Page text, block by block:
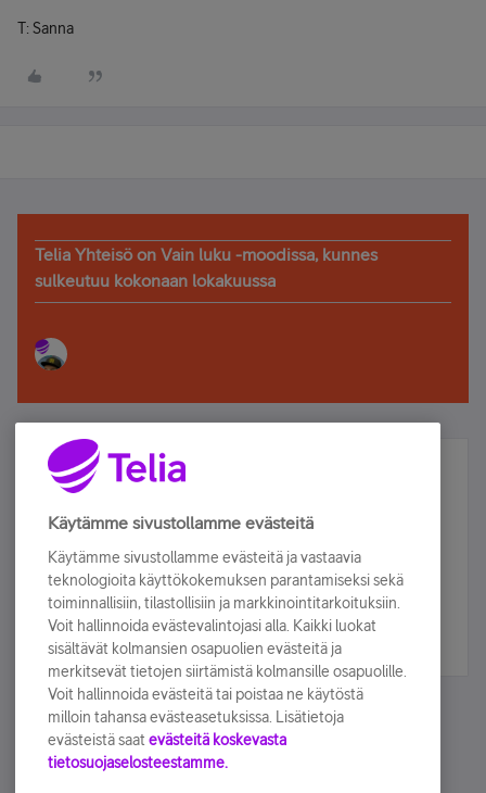
T: Sanna
Telia Yhteisö on Vain luku -moodissa, kunnes
sulkeutuu kokonaan lokakuussa
Älä jää paitsi – osallistu ja voita!
Tilaa Telian uutiskirje ja olet mukana arvonnassa.
sähköpostiisi.
Tilaa nyt
Käytämme sivustollamme evästeitä
Käytämme sivustollamme evästeitä ja vastaavia
teknologioita käyttökokemuksen parantamiseksi sekä
toiminnallisiin, tilastollisiin ja markkinointitarkoituksiin.
Voit hallinnoida evästevalintojasi alla. Kaikki luokat
sisältävät kolmansien osapuolien evästeitä ja
merkitsevät tietojen siirtämistä kolmansille osapuolille.
Voit hallinnoida evästeitä tai poistaa ne käytöstä
milloin tahansa evästeasetuksissa. Lisätietoja
evästeistä saat evästeitä koskevasta
tietosuojaselosteestamme.